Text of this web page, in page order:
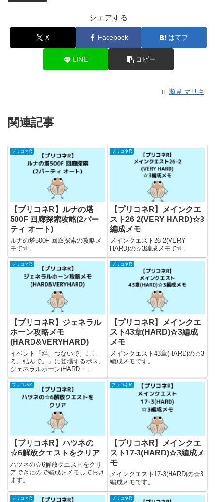
シェアする
X Facebook はてブ
LINE コピー
瀬見 マサキ
関連記事
プリコネR
【プリコネR】ルナの塔
500F 回廊探索攻略(2パー
ティ オート)
ルナの塔500F 回廊探索の攻略メ
モです。
プリコネR
【プリコネR】メインクエ
スト26-2(VERY HARD)☆3
編成メモ
メインクエスト26-2(VERY
HARD)の☆3編成メモです。
プリコネR
【プリコネR】ジェネラル
ホーン攻略メモ
(HARD&VERYHARD)
イベント「絆、つないで。ここ
ろ、結んで。」に登場するボス、
ジェネラルホーン(HARD・
VERYHARD)の攻略メモになりま
す。
プリコネR
【プリコネR】メインクエ
スト43章(HARD)☆3編成
メモ
メインクエスト43章(HARD)の☆3
編成メモです。
プリコネR
【プリコネR】ハツネの
☆6解放クエストをクリア
ハツネの☆6解放クエストをクリ
アできたので編成をメモしておき
ます。
プリコネR
【プリコネR】メインクエ
スト17-3(HARD)☆3編成メ
モ
メインクエスト17-3(HARD)の☆3
編成メモです。
プリコネR プリコネR